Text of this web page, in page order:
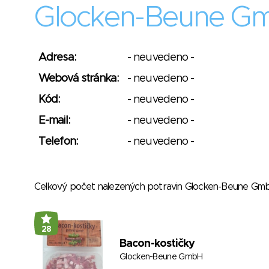
Glocken-Beune
Adresa:
- neuvedeno -
Webová stránka:
- neuvedeno -
Kód:
- neuvedeno -
E-mail:
- neuvedeno -
Telefon:
- neuvedeno -
Celkový počet nalezených potravin Glocken-Beune
28
Bacon-kostičky
Glocken-Beune GmbH